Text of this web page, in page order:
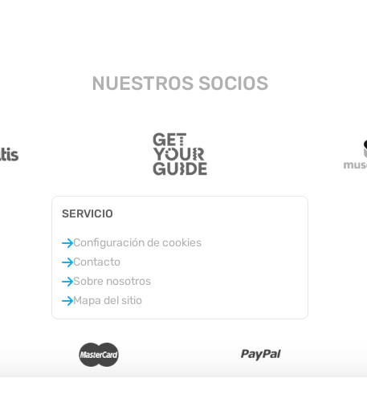
NUESTROS SOCIOS
SERVICIO
Configuración de cookies
Contacto
Sobre nosotros
Mapa del sitio